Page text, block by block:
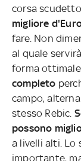
corsa
migliore
fare. Non
al quale
forma
completo
campo,
stesso Rebic.
possono
a livelli alti. Lo
importante,